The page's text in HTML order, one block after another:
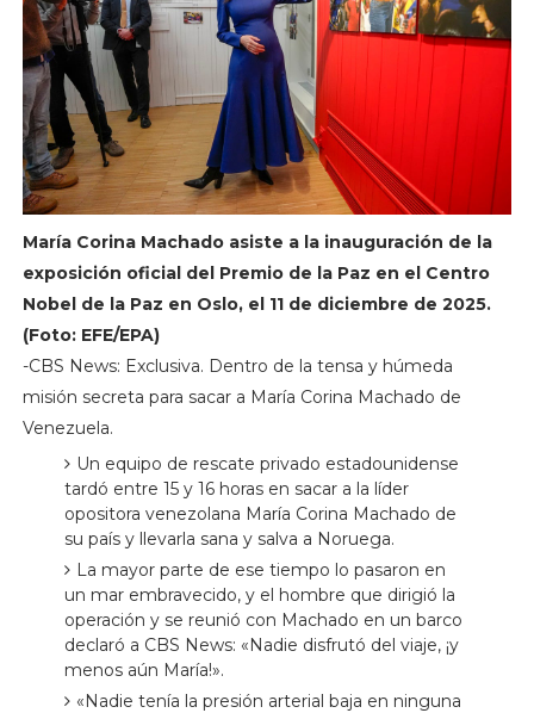
María Corina Machado asiste a la inauguración de la
exposición oficial del Premio de la Paz en el Centro
Nobel de la Paz en Oslo, el 11 de diciembre de 2025.
(Foto: EFE/EPA)
-CBS News: Exclusiva. Dentro de la tensa y húmeda
misión secreta para sacar a María Corina Machado de
Venezuela.
Un equipo de rescate privado estadounidense
tardó entre 15 y 16 horas en sacar a la líder
opositora venezolana María Corina Machado de
su país y llevarla sana y salva a Noruega.
La mayor parte de ese tiempo lo pasaron en
un mar embravecido, y el hombre que dirigió la
operación y se reunió con Machado en un barco
declaró a CBS News: «Nadie disfrutó del viaje, ¡y
menos aún María!».
«Nadie tenía la presión arterial baja en ninguna